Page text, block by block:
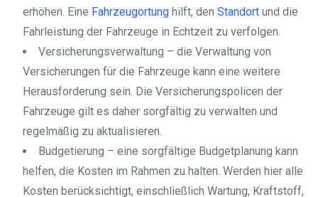
erhöhen. Eine Fahrzeugortung hilft, den Standort und die
Fahrleistung der Fahrzeuge in Echtzeit zu verfolgen.
Versicherungsverwaltung – die Verwaltung von
Versicherungen für die Fahrzeuge kann eine weitere
Herausforderung sein. Die Versicherungspolicen der
Fahrzeuge gilt es daher sorgfältig zu verwalten und
regelmäßig zu aktualisieren.
Budgetierung – eine sorgfältige Budgetplanung kann
helfen, die Kosten im Rahmen zu halten. Werden hier alle
Kosten berücksichtigt, einschließlich Wartung, Kraftstoff,